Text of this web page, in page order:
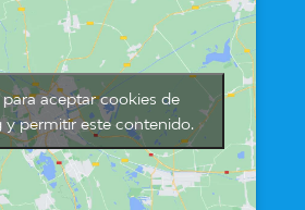
para aceptar cookies de
y permitir este contenido.